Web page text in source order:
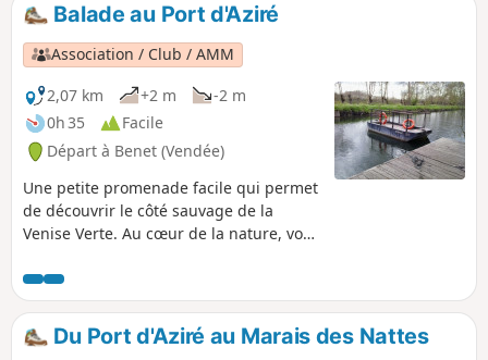
Balade au Port d'Aziré
Association / Club / AMM
2,07 km
+2 m
-2 m
0h 35
Facile
Départ à Benet (Vendée)
Une petite promenade facile qui permet
de découvrir le côté sauvage de la
Venise Verte. Au cœur de la nature, vous
des frênes têtards et des peupliers. Et
peut-être aurez-vous la chance
d'apercevoir des ragondins ou des
chevreuils.
Du Port d'Aziré au Marais des Nattes